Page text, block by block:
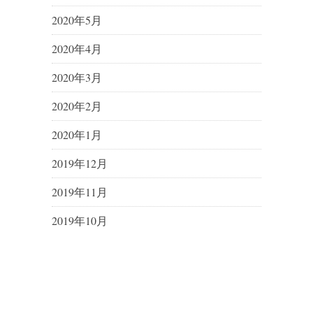
2020年5月
2020年4月
2020年3月
2020年2月
2020年1月
2019年12月
2019年11月
2019年10月